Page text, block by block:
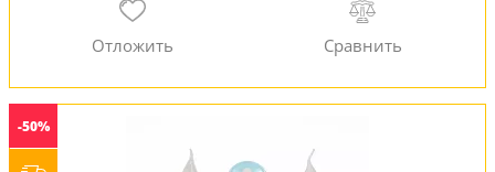
-50%